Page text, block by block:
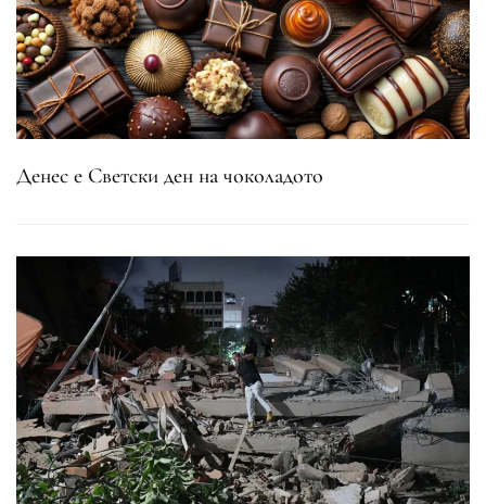
Денес е Светски ден на чоколадото